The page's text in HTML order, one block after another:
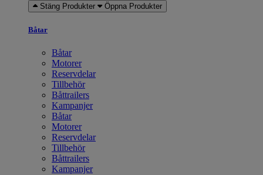
Stäng Produkter Öppna Produkter
Båtar
Båtar
Motorer
Reservdelar
Tillbehör
Båttrailers
Kampanjer
Båtar
Motorer
Reservdelar
Tillbehör
Båttrailers
Kampanjer